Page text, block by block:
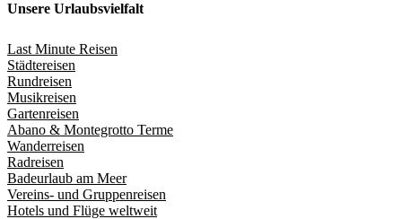
Unsere Urlaubsvielfalt
Last Minute Reisen
Städtereisen
Rundreisen
Musikreisen
Gartenreisen
Abano & Montegrotto Terme
Wanderreisen
Radreisen
Badeurlaub am Meer
Vereins- und Gruppenreisen
Hotels und Flüge weltweit